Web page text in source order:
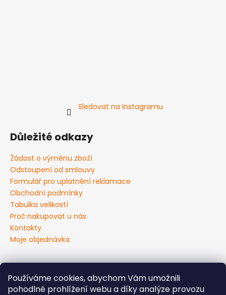
Používáme cookies, abychom Vám umožnili
pohodlné prohlížení webu a díky analýze provozu
Sledovat na Instagramu
Důležité odkazy
Žádost o výměnu zboží
Odstoupení od smlouvy
Formulář pro uplatnění reklamace
Obchodní podmínky
Tabulka velikostí
Proč nakupovat u nás
Kontakty
Moje objednávka
Všeobecné obchodní podmínky
Podmínky ochrany osobních údajů